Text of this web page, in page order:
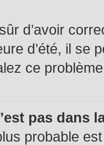
d’avoir
d’été, il se
ce
pas dans
probable